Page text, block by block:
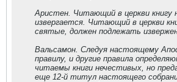
Аристен. Читающий в церкви книгу
извергается. Читающий в церкви
святые, должен подлежать
Вальсамон. Следуя настоящему
правилу, и другие правила
читаемы книги нечестивых, но
еще 12-й титул настоящего